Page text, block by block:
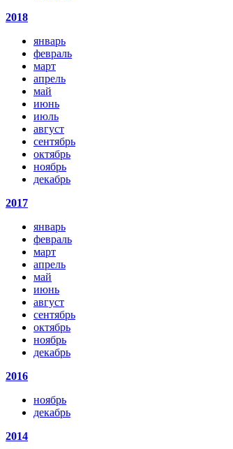
2018
январь
февраль
март
апрель
май
июнь
июль
август
сентябрь
октябрь
ноябрь
декабрь
2017
январь
февраль
март
апрель
май
июнь
август
сентябрь
октябрь
ноябрь
декабрь
2016
ноябрь
декабрь
2014